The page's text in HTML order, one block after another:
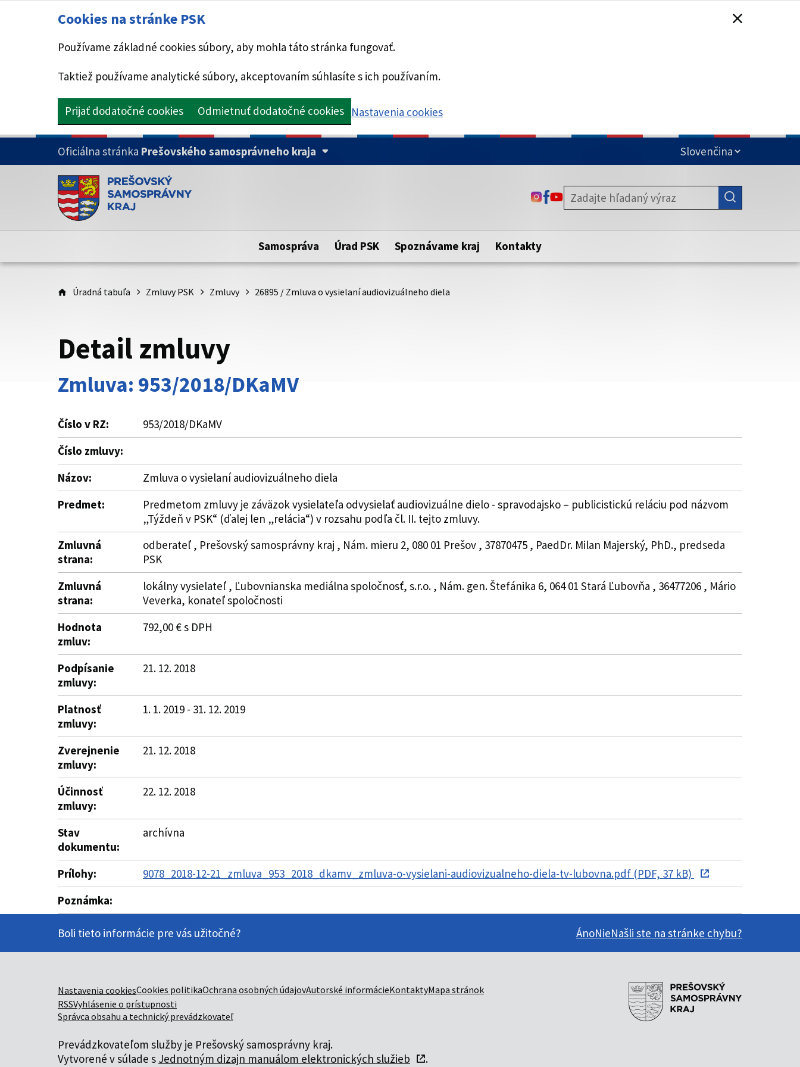
Cookies na stránke PSK
Používame základné cookies súbory, aby mohla táto stránka fungovať.
Taktiež používame analytické súbory, akceptovaním súhlasíte s ich používaním.
Prijať dodatočné cookies Odmietnuť dodatočné cookies Nastavenia cookies
PRESKOČIŤ NA HLAVNÝ OBSAH
Oficiálna stránka Prešovského samosprávneho kraja
Doména psk.sk je oficiálna
Toto je oficiálna webová stránka Prešovského samosprávneho kraja.
Táto stránka je zabezpečená
zabezpečenú webovú stránku. Zabezpečená stránka vždy začína
https:// pred názvom domény webového sídla.
ODKAZ SA OTVORÍ NA NOVEJ KARTE
ODKAZ SA OTVORÍ NA NOVEJ KARTE
ODKAZ SA OTVORÍ NA NOVEJ KARTE
Samospráva Úrad PSK Spoznávame kraj Kontakty
Úradná tabuľa Zmluvy PSK Zmluvy 26895 / Zmluva o vysielaní audiovizuálneho diela
Detail zmluvy
Zmluva: 953/2018/DKaMV
Číslo v RZ:
953/2018/DKaMV
Číslo zmluvy:
Názov:
Zmluva o vysielaní audiovizuálneho diela
Predmet:
Predmetom zmluvy je záväzok vysielateľa odvysielať audiovizuálne dielo - spravodajsko – publicistickú reláciu pod názvom
„Týždeň v PSK“ (ďalej len „relácia“) v rozsahu podľa čl. II. tejto zmluvy.
Zmluvná
strana:
odberateľ , Prešovský samosprávny kraj , Nám. mieru 2, 080 01 Prešov , 37870475 , PaedDr. Milan Majerský, PhD., predseda
PSK
Zmluvná
strana:
lokálny vysielateľ , Ľubovnianska mediálna spoločnosť, s.r.o. , Nám. gen. Štefánika 6, 064 01 Stará Ľubovňa , 36477206 , Mário
Veverka, konateľ spoločnosti
Hodnota
zmluv:
792,00 € s DPH
Podpísanie
zmluvy:
21. 12. 2018
Platnosť
zmluvy:
1. 1. 2019 - 31. 12. 2019
Zverejnenie
zmluvy:
21. 12. 2018
Účinnosť
zmluvy:
22. 12. 2018
Stav
dokumentu:
archívna
Prílohy:
9078_2018-12-21_zmluva_953_2018_dkamv_zmluva-o-vysielani-audiovizualneho-diela-tv-lubovna.pdf (PDF, 37 kB)
Poznámka:
Boli tieto informácie pre vás užitočné? ÁnoNieNašli ste na stránke chybu?
Nastavenia cookiesCookies politikaOchrana osobných údajovAutorské informácieKontaktyMapa stránok
RSSVyhlásenie o prístupnosti
Správca obsahu a technický prevádzkovateľ
Prevádzkovateľom služby je Prešovský samosprávny kraj.
Vytvorené v súlade s Jednotným dizajn manuálom elektronických služieb .